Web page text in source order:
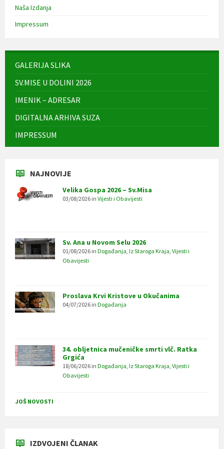
Naša Izdanja
Impressum
GALERIJA SLIKA
SV.MISE U DOLINI 2026
IMENIK – ADRESAR
DIGITALNA ARHIVA SUZA
IMPRESSUM
NAJNOVIJE
Velika Gospa 2026 – Sv.Misa
03/08/2026 in Vijesti i Obavijesti
Sv. Ana u Novom Selu 2026
01/08/2026 in Događanja, Iz Staroga Kraja, Vijesti i
Obavijesti
Proslava Krvi Kristove u Okučanima
04/07/2026 in Događanja
34. obljetnica mučeničke smrti vlč. Ratka
Grgića
18/06/2026 in Događanja, Iz Staroga Kraja, Vijesti i
Obavijesti
JOŠ NOVOSTI
IZDVOJENI ČLANAK